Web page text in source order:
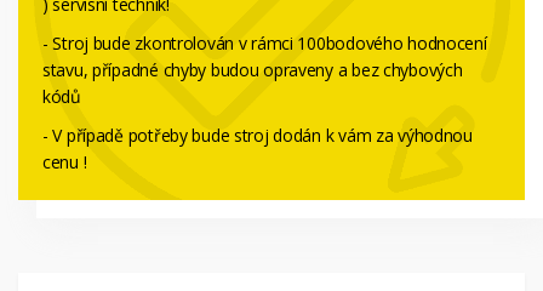
- Stroj bude zkontrolován v rámci 100bodového hodnocení
stavu, případné chyby budou opraveny a bez chybových
kódů
- V případě potřeby bude stroj dodán k vám za výhodnou
cenu !